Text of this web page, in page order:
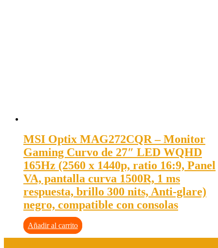
MSI Optix MAG272CQR – Monitor
Gaming Curvo de 27″ LED WQHD
165Hz (2560 x 1440p, ratio 16:9, Panel
VA, pantalla curva 1500R, 1 ms
respuesta, brillo 300 nits, Anti-glare)
negro, compatible con consolas
Añadir al carrito